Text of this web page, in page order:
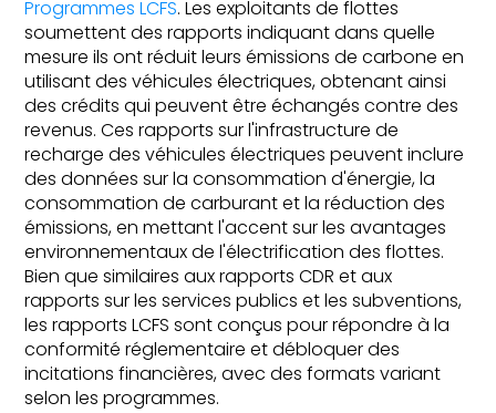
Programmes LCFS. Les exploitants de flottes
soumettent des rapports indiquant dans quelle
mesure ils ont réduit leurs émissions de carbone en
utilisant des véhicules électriques, obtenant ainsi
des crédits qui peuvent être échangés contre des
revenus. Ces rapports sur l'infrastructure de
recharge des véhicules électriques peuvent inclure
des données sur la consommation d'énergie, la
consommation de carburant et la réduction des
émissions, en mettant l'accent sur les avantages
environnementaux de l'électrification des flottes.
Bien que similaires aux rapports CDR et aux
rapports sur les services publics et les subventions,
les rapports LCFS sont conçus pour répondre à la
conformité réglementaire et débloquer des
incitations financières, avec des formats variant
selon les programmes.